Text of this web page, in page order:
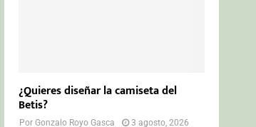
¿Quieres diseñar la camiseta del
Betis?
PorGonzalo Royo Gasca 3 agosto, 2026